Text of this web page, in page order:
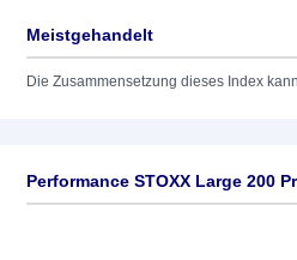
Meistgehandelt
Die Zusammensetzung dieses Index
Performance STOXX Large 200